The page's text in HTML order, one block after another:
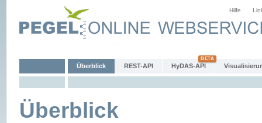
Hilfe
Überblick REST-API HyDAS-API
Überblick